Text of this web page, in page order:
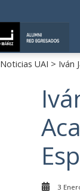
Noticias UAI > Iván
3